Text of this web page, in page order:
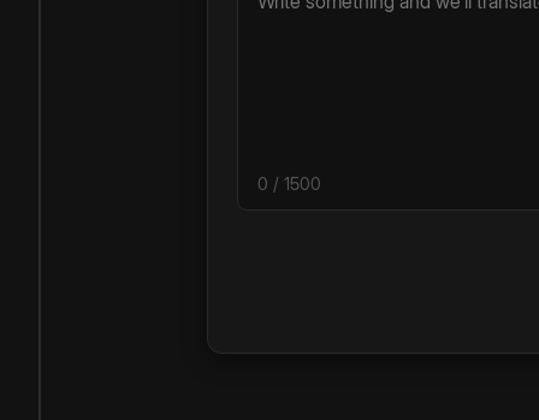
0 / 1500